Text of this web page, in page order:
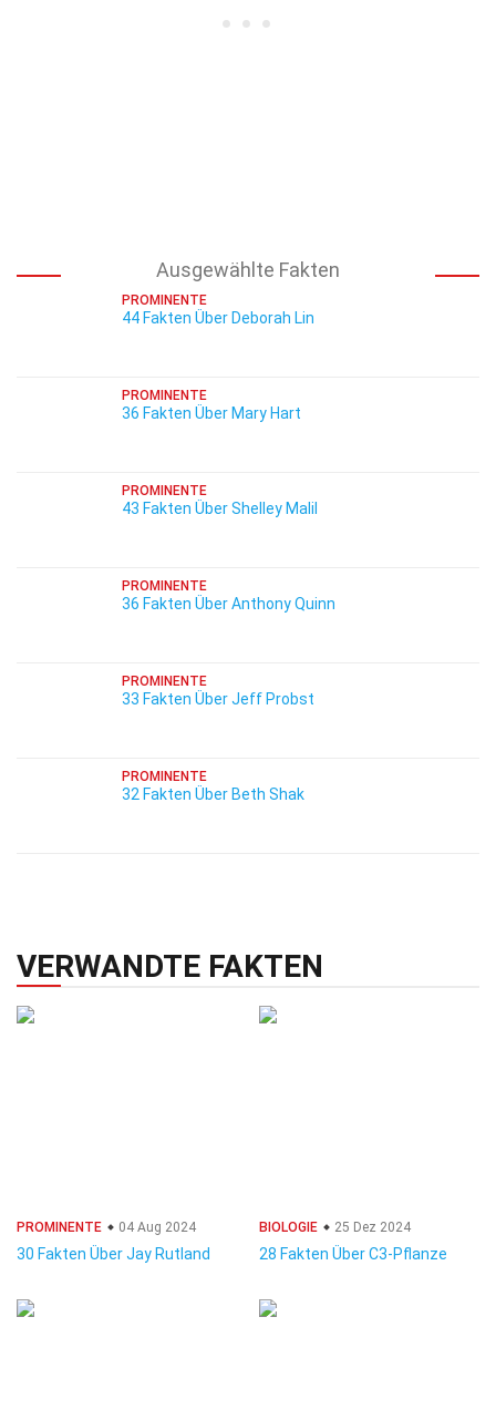
Ausgewählte Fakten
PROMINENTE
44 Fakten Über Deborah Lin
PROMINENTE
36 Fakten Über Mary Hart
PROMINENTE
43 Fakten Über Shelley Malil
PROMINENTE
36 Fakten Über Anthony Quinn
PROMINENTE
33 Fakten Über Jeff Probst
PROMINENTE
32 Fakten Über Beth Shak
VERWANDTE FAKTEN
PROMINENTE 04 Aug 2024
30 Fakten Über Jay Rutland
BIOLOGIE 25 Dez 2024
28 Fakten Über C3-Pflanze